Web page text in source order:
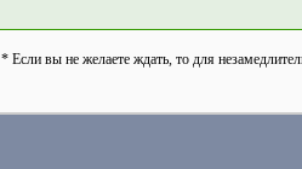
* Если вы не желаете ждать, то для